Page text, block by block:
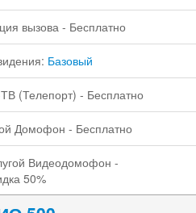
вызова - Бесплатно
Базовый
(Телепорт) - Бесплатно
Домофон - Бесплатно
Видеодомофон -
50%